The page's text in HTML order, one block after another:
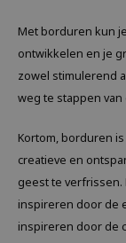
Met borduren kun
ontwikkelen en je
zowel stimulerend
weg te stappen
Kortom, borduren
creatieve en
geest te verfrissen.
inspireren door de
inspireren door de